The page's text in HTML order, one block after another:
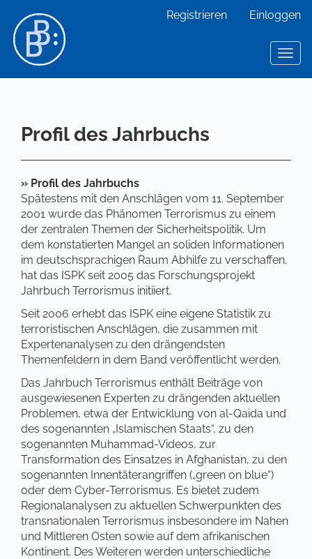
Hauptinhalt
Sidebar
Registrieren Einloggen
Profil des Jahrbuchs
» Profil des Jahrbuchs
Spätestens mit den Anschlägen vom 11. September
2001 wurde das Phänomen Terrorismus zu einem
der zentralen Themen der Sicherheitspolitik. Um
dem konstatierten Mangel an soliden Informationen
im deutschsprachigen Raum Abhilfe zu verschaffen,
hat das ISPK seit 2005 das Forschungsprojekt
Jahrbuch Terrorismus initiiert.
Seit 2006 erhebt das ISPK eine eigene Statistik zu
terroristischen Anschlägen, die zusammen mit
Expertenanalysen zu den drängendsten
Themenfeldern in dem Band veröffentlicht werden.
Das Jahrbuch Terrorismus enthält Beiträge von
ausgewiesenen Experten zu drängenden aktuellen
Problemen, etwa der Entwicklung von al-Qaida und
des sogenannten „Islamischen Staats“, zu den
sogenannten Muhammad-Videos, zur
Transformation des Einsatzes in Afghanistan, zu den
sogenannten Innentäterangriffen („green on blue“)
oder dem Cyber-Terrorismus. Es bietet zudem
Regionalanalysen zu aktuellen Schwerpunkten des
transnationalen Terrorismus insbesondere im Nahen
und Mittleren Osten sowie auf dem afrikanischen
Kontinent. Des Weiteren werden unterschiedliche